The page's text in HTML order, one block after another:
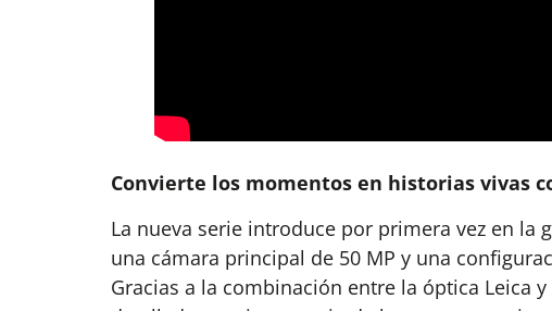
Convierte los momentos en historias vivas
La nueva serie introduce por primera vez en
una cámara principal de 50 MP y una
Gracias a la combinación entre la óptica Leica